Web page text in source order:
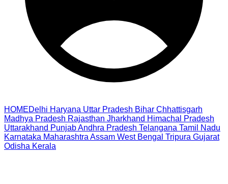
HOMEDelhi Haryana Uttar Pradesh Bihar Chhattisgarh
Madhya Pradesh Rajasthan Jharkhand Himachal Pradesh
Uttarakhand PunjabAndhra Pradesh Telangana Tamil Nadu
Karnataka Maharashtra Assam West Bengal Tripura Gujarat
Odisha Kerala